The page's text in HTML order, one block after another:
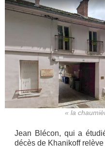
« la
Jean Blécon, qui a
décès de Khanikoff relève